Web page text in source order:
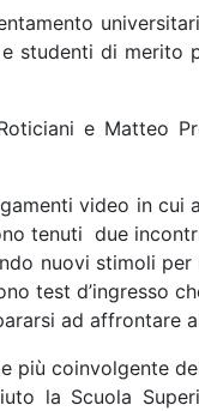
studenti di merito
e Matteo
video in cui
tenuti due
nuovi stimoli
test d’ingresso
ad affrontare
più coinvolgente
la Scuola